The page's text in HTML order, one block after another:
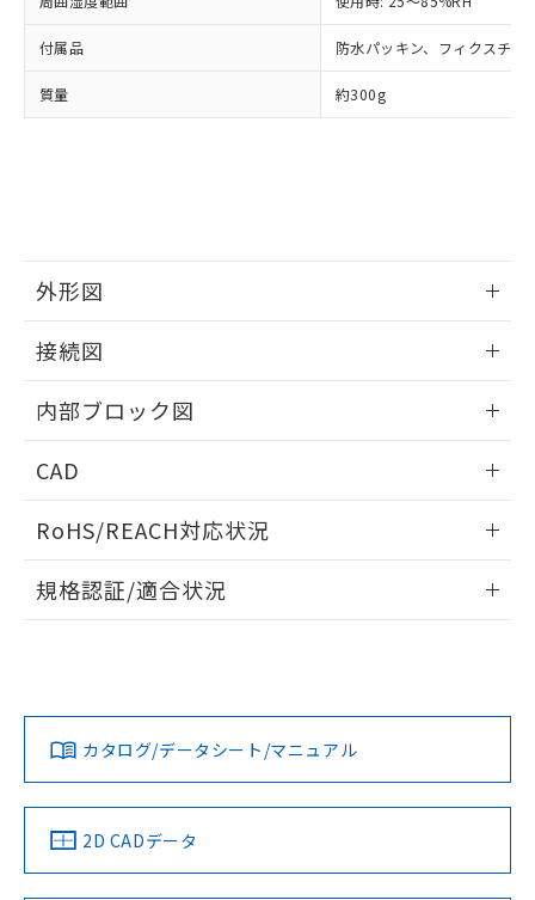
付属品 防水パッキン、フィクスチ
質量 約300g
外形図
接続図
内部ブロック図
CAD
ドすることができます。
ログイン/会員登録
ダウンロードデータをご利用いただく前に、以下を必ずお読
みください。
ソフトウェアの使用条件
RoHS/REACH対応状況
K3HB-RNB-AC1 AC/DC24のRoHS対応状況については、営業
この製品のRoHS/REACH対応状況ページへ
規格認証/適合状況
LR型式承認
（イギリス
船舶規格）
DNV型式承認
（ノルウェー
BV型式承認
（フランス
KR型式
（韓国
No No No No
カタログ/データシート/マニュアル
2D CADデータ
マイパーツ機能（部品リスト作成サー
ビス）をご利用いただくには、I-Web
メンバーズにご登録されている必要が
お客様が当ウェブサイト上で当社にご
※当社の共同利用者とは、"個人情報
用者の範囲」に記載されている法人を
月が前後することがあります。
EU RoHS指令（10物質）の非含有証明書
51物質の非含有証明書（当社基準）
※本証明書は発行日時点で非含有を証明す
ものではありません。
また、RoHS指令のフタル酸エステル類４
物質の対応では、対応完了までの期間は出
していることから、特段のことがない限
り、2022年1月12日より割愛しておりま
す。
質が外部に漏えいし、環境に深刻な影響を
及ぼさない年数を意味します。
「－」：未確認です。当社販売部門へお問
販売先および販売に係わる関係者が違
法に輸出するおそれがある場合は、取
受注生産機種、また在庫状況の
情報を公開していない機種